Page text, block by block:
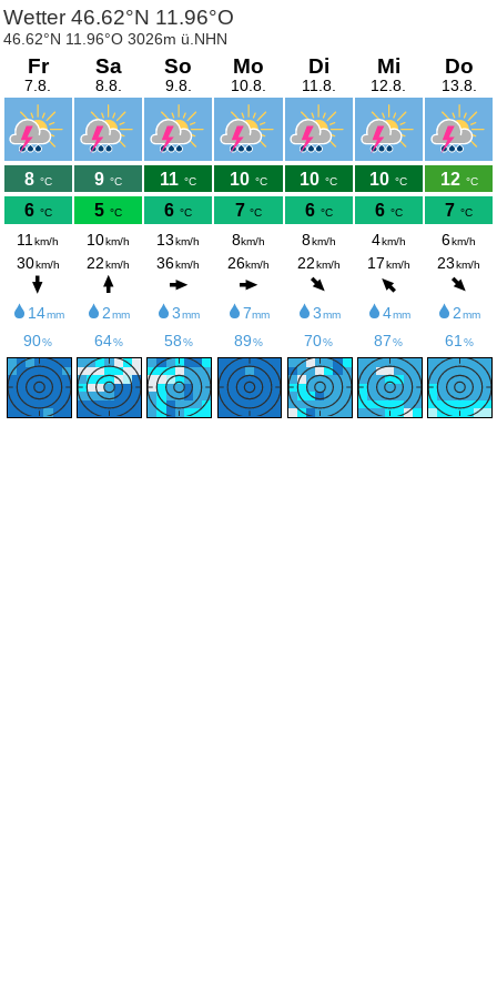
Wetter 46.62°N 11.96°O
46.62°N 11.96°O 3026m ü.NHN
Fr
7.8.
8 °C
6 °C
11 km/h
30km/h
14mm
90%
Sa
8.8.
9 °C
5 °C
10km/h
22km/h
2mm
64%
So
9.8.
11 °C
6 °C
13 km/h
36km/h
3 mm
58%
Mo
10.8.
10 °C
7 °C
8km/h
26km/h
7mm
89%
Di
11.8.
10 °C
6 °C
8km/h
22km/h
3mm
70%
Mi
12.8.
10 °C
6 °C
4km/h
17km/h
4mm
87 %
Do
13.8.
12 °C
7 °C
6km/h
23km/h
2mm
61%